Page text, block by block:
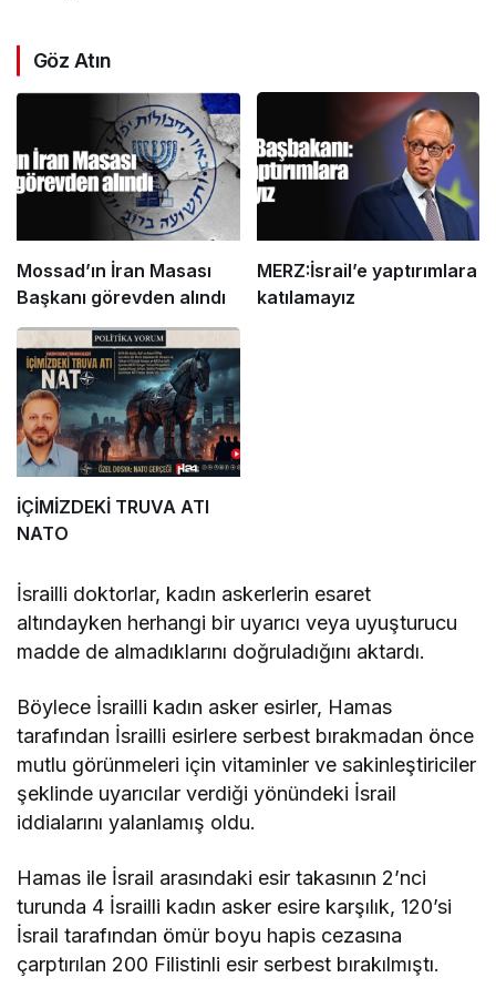
Göz Atın
Mossad’ın İran Masası
Başkanı görevden alındı
MERZ:İsrail’e yaptırımlara
katılamayız
İÇİMİZDEKİ TRUVA ATI
NATO
İsrailli doktorlar, kadın askerlerin esaret
altındayken herhangi bir uyarıcı veya uyuşturucu
madde de almadıklarını doğruladığını aktardı.
Böylece İsrailli kadın asker esirler, Hamas
tarafından İsrailli esirlere serbest bırakmadan önce
mutlu görünmeleri için vitaminler ve sakinleştiriciler
şeklinde uyarıcılar verdiği yönündeki İsrail
iddialarını yalanlamış oldu.
Hamas ile İsrail arasındaki esir takasının 2’nci
turunda 4 İsrailli kadın asker esire karşılık, 120’si
İsrail tarafından ömür boyu hapis cezasına
çarptırılan 200 Filistinli esir serbest bırakılmıştı.